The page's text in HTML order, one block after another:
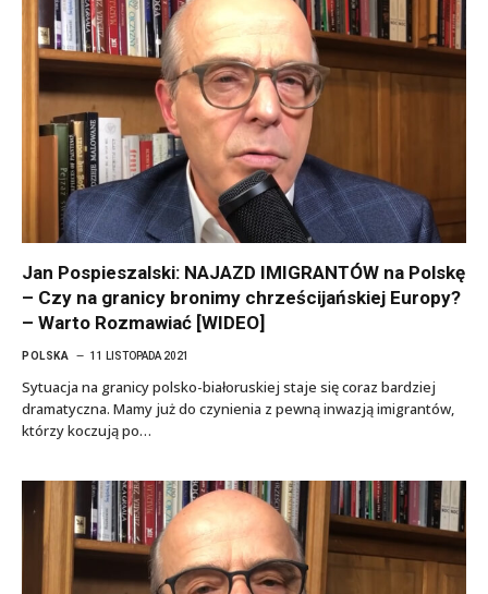
Jan Pospieszalski: NAJAZD IMIGRANTÓW na Polskę
– Czy na granicy bronimy chrześcijańskiej Europy?
– Warto Rozmawiać [WIDEO]
POLSKA 11 LISTOPADA 2021
Sytuacja na granicy polsko-białoruskiej staje się coraz bardziej
dramatyczna. Mamy już do czynienia z pewną inwazją imigrantów,
którzy koczują po…